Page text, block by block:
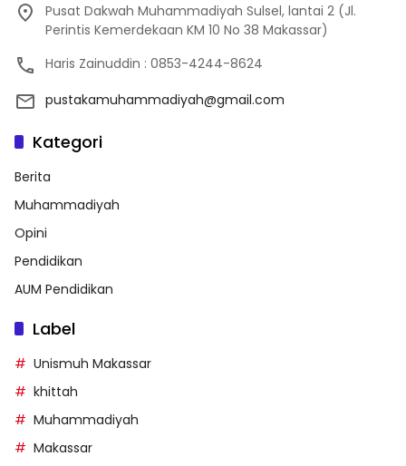
Pusat Dakwah Muhammadiyah Sulsel, lantai 2 (Jl.
Perintis Kemerdekaan KM 10 No 38 Makassar)
Haris Zainuddin : 0853-4244-8624
pustakamuhammadiyah@gmail.com
Kategori
Berita
Muhammadiyah
Opini
Pendidikan
AUM Pendidikan
Label
Unismuh Makassar
khittah
Muhammadiyah
Makassar